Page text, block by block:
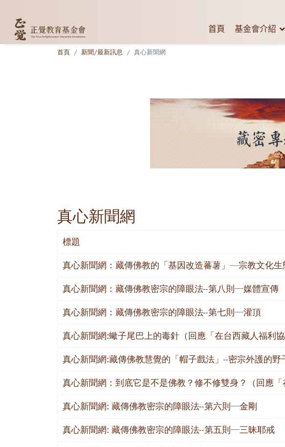
首頁 基金會介紹
首頁 新聞/最新訊息 真心新聞網
真心新聞網
標題
真心新聞網：藏傳佛教的「基因改造蕃薯」—宗教文化生
真心新聞網：藏傳佛教密宗的障眼法--第八則─媒體宣傳
真心新聞網：藏傳佛教密宗的障眼法--第七則─灌頂
真心新聞網:蠍子尾巴上的毒針（回應「在台西藏人福利協
真心新聞網:藏傳佛教慧覺的「帽子戲法」--密宗外護的
真心新聞網：到底它是不是佛教？修不修雙身？（回應「
真心新聞網: 藏傳佛教密宗的障眼法--第六則─金剛
真心新聞網: 藏傳佛教密宗的障眼法--第五則─三昧耶戒